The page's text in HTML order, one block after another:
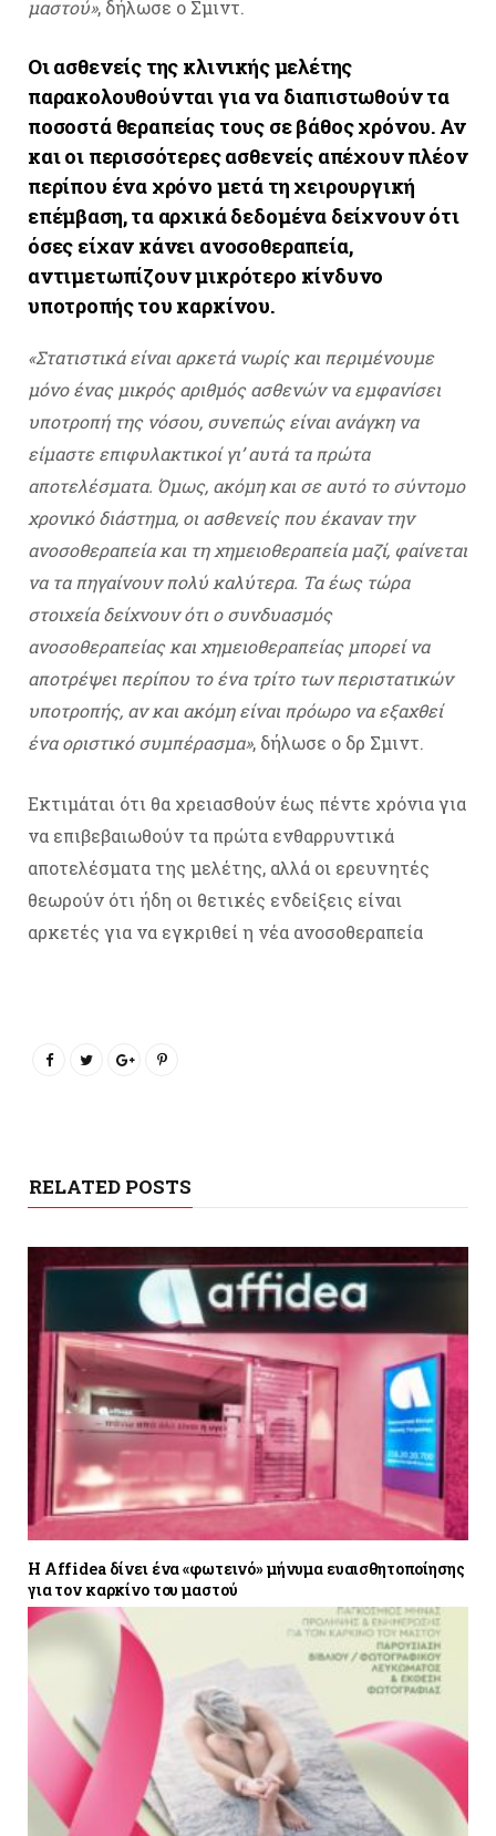
μαστού», δήλωσε ο Σμιντ.
Οι ασθενείς της κλινικής μελέτης
παρακολουθούνται για να διαπιστωθούν τα
ποσοστά θεραπείας τους σε βάθος χρόνου. Αν
και οι περισσότερες ασθενείς απέχουν πλέον
περίπου ένα χρόνο μετά τη χειρουργική
επέμβαση, τα αρχικά δεδομένα δείχνουν ότι
όσες είχαν κάνει ανοσοθεραπεία,
αντιμετωπίζουν μικρότερο κίνδυνο
υποτροπής του καρκίνου.
«Στατιστικά είναι αρκετά νωρίς και περιμένουμε
μόνο ένας μικρός αριθμός ασθενών να εμφανίσει
υποτροπή της νόσου, συνεπώς είναι ανάγκη να
είμαστε επιφυλακτικοί γι’ αυτά τα πρώτα
αποτελέσματα. Όμως, ακόμη και σε αυτό το σύντομο
χρονικό διάστημα, οι ασθενείς που έκαναν την
ανοσοθεραπεία και τη χημειοθεραπεία μαζί, φαίνεται
να τα πηγαίνουν πολύ καλύτερα. Τα έως τώρα
στοιχεία δείχνουν ότι ο συνδυασμός
ανοσοθεραπείας και χημειοθεραπείας μπορεί να
αποτρέψει περίπου το ένα τρίτο των περιστατικών
υποτροπής, αν και ακόμη είναι πρόωρο να εξαχθεί
ένα οριστικό συμπέρασμα», δήλωσε ο δρ Σμιντ.
Εκτιμάται ότι θα χρειασθούν έως πέντε χρόνια για
να επιβεβαιωθούν τα πρώτα ενθαρρυντικά
αποτελέσματα της μελέτης, αλλά οι ερευνητές
θεωρούν ότι ήδη οι θετικές ενδείξεις είναι
αρκετές για να εγκριθεί η νέα ανοσοθεραπεία
RELATED POSTS
Η Affidea δίνει ένα «φωτεινό» μήνυμα ευαισθητοποίησης
για τον καρκίνο του μαστού